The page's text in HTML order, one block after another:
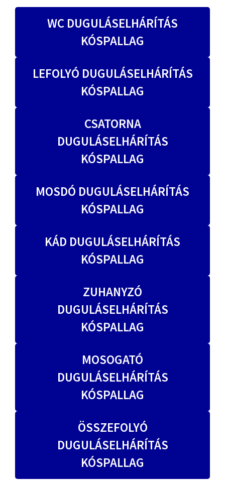
WC DUGULÁSELHÁRÍTÁS
KÓSPALLAG
LEFOLYÓ DUGULÁSELHÁRÍTÁS
KÓSPALLAG
CSATORNA
DUGULÁSELHÁRÍTÁS
KÓSPALLAG
MOSDÓ DUGULÁSELHÁRÍTÁS
KÓSPALLAG
KÁD DUGULÁSELHÁRÍTÁS
KÓSPALLAG
ZUHANYZÓ
DUGULÁSELHÁRÍTÁS
KÓSPALLAG
MOSOGATÓ
DUGULÁSELHÁRÍTÁS
KÓSPALLAG
ÖSSZEFOLYÓ
DUGULÁSELHÁRÍTÁS
KÓSPALLAG